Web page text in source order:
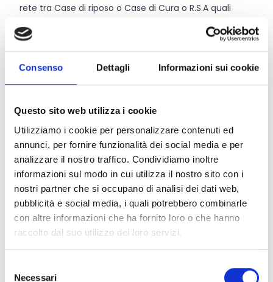
Consenso Dettagli Informazioni sui cookie
Questo sito web utilizza i cookie
Utilizziamo i cookie per personalizzare contenuti ed
annunci, per fornire funzionalità dei social media e per
analizzare il nostro traffico. Condividiamo inoltre
informazioni sul modo in cui utilizza il nostro sito con i
nostri partner che si occupano di analisi dei dati web,
pubblicità e social media, i quali potrebbero combinarle
con altre informazioni che ha fornito loro o che hanno
raccolto dal suo utilizzo dei loro servizi.
Necessari
rete tra Case di riposo o Case di Cura o R.S.A quali
Entità del contributo
125.000 Euro. L’importo totale del progetto presentato
10.000 Euro per progetti presentati in rete e a 15.000
Euro per progetti presentati in partenariato. Il
contributo per i progetti presentati in rete non potrà
essere inferiore a 1.800 Euro e superiore a 6.000 Euro.
Per progetti realizzati in partenariato il contributo
massimo concesso potrà essere elevato a 9.000 Euro.
L’importo del contributo che verrà stanziato dalla
Fondazione non potrà superare il 60% del costo